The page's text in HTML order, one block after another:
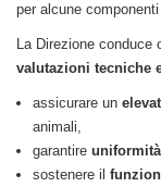
per alcune
La Direzione conduce
valutazioni tecniche
assicurare un
animali,
garantire
sostenere il